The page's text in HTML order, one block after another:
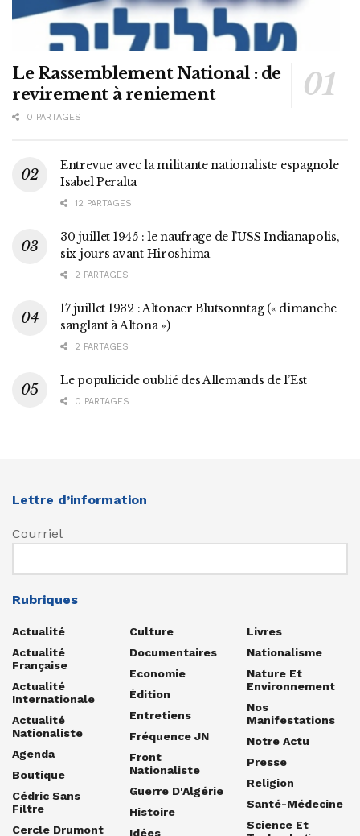
Le Rassemblement National : de
revirement à reniement
0 PARTAGES
Entrevue avec la militante nationaliste espagnole
Isabel Peralta
12 PARTAGES
30 juillet 1945 : le naufrage de l’USS Indianapolis,
six jours avant Hiroshima
2 PARTAGES
17 juillet 1932 : Altonaer Blutsonntag (« dimanche
sanglant à Altona »)
2 PARTAGES
Le populicide oublié des Allemands de l’Est
0 PARTAGES
Lettre d’information
Courriel
Rubriques
Actualité
Actualité
Française
Actualité
Internationale
Actualité
Nationaliste
Agenda
Boutique
Cédric Sans
Filtre
Cercle Drumont
Culture
Documentaires
Economie
Édition
Entretiens
Fréquence JN
Front
Nationaliste
Guerre D'Algérie
Histoire
Idées
Livres
Nationalisme
Nature Et
Environnement
Nos
Manifestations
Notre Actu
Presse
Religion
Santé-Médecine
Science Et